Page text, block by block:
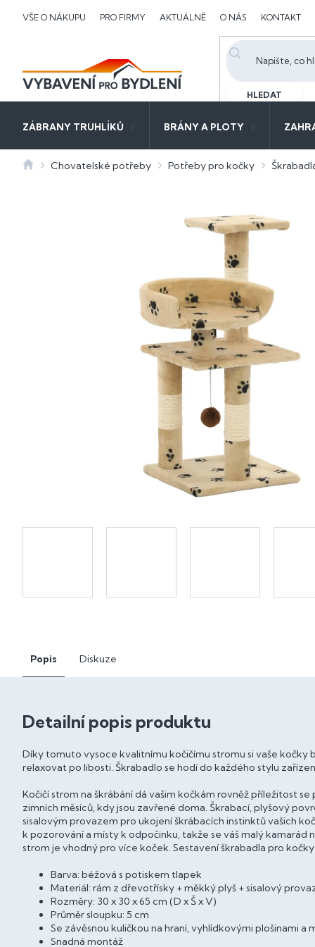
VŠE O NÁKUPU PRO FIRMY AKTUÁLNĚ O NÁS KONTAKT
HLEDAT
ZÁBRANY TRUHLÍKŮ BRÁNY A PLOTY
DomůChovatelské potřeby Potřeby pro kočky
Popis Diskuze
Detailní popis produktu
Díky tomuto vysoce kvalitnímu kočičímu stromu si vaše kočky
relaxovat po libosti. Škrabadlo se hodí do každého stylu
Kočičí strom na škrábání dá vašim kočkám rovněž příležitost
zimních měsíců, kdy jsou zavřené doma. Škrabací, plyšový
sisalovým provazem pro ukojení škrábacích instinktů vašich
k pozorování a místy k odpočinku, takže se váš malý kamarád
strom je vhodný pro více koček. Sestavení škrabadla pro kočky
Barva: béžová s potiskem tlapek
Materiál: rám z dřevotřísky + měkký plyš + sisalový
Rozměry: 30 x 30 x 65 cm (D x Š x V)
Průměr sloupku: 5 cm
Se závěsnou kuličkou na hraní, vyhlídkovými plošinami a
Snadná montáž